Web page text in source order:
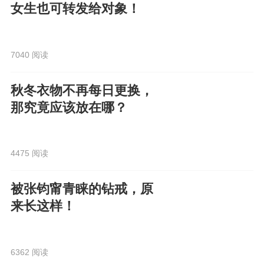
女生也可转发给对象！
7040 阅读
秋冬衣物不再每日更换，
那究竟应该放在哪？
4475 阅读
被张钧甯青睐的钻戒，原
来长这样！
6362 阅读